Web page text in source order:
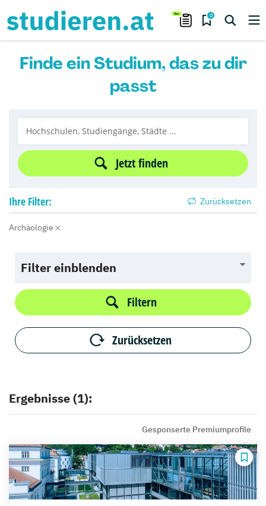
0
Finde ein Studium, das zu dir
passt
Jetzt finden
Ihre Filter: Zurücksetzen
Archäologie
Filter einblenden
Filtern
Zurücksetzen
Ergebnisse (1):
Gesponserte Premiumprofile